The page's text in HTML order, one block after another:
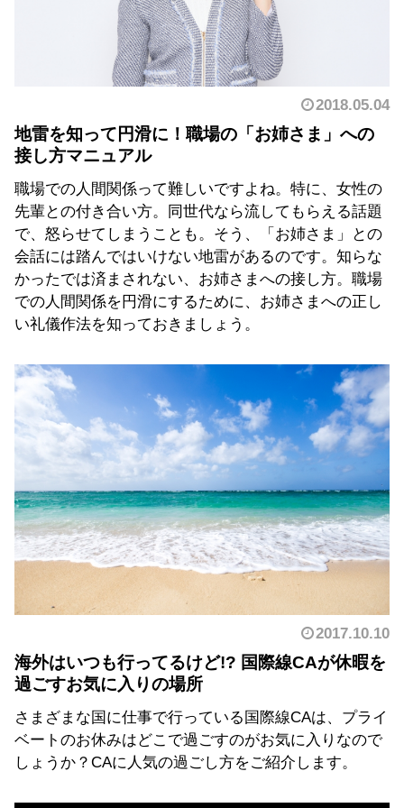
2018.05.04
地雷を知って円滑に！職場の「お姉さま」への
接し方マニュアル
職場での人間関係って難しいですよね。特に、女性の
先輩との付き合い方。同世代なら流してもらえる話題
で、怒らせてしまうことも。そう、「お姉さま」との
会話には踏んではいけない地雷があるのです。知らな
かったでは済まされない、お姉さまへの接し方。職場
での人間関係を円滑にするために、お姉さまへの正し
い礼儀作法を知っておきましょう。
2017.10.10
海外はいつも行ってるけど!? 国際線CAが休暇を
過ごすお気に入りの場所
さまざまな国に仕事で行っている国際線CAは、プライ
ベートのお休みはどこで過ごすのがお気に入りなので
しょうか？CAに人気の過ごし方をご紹介します。